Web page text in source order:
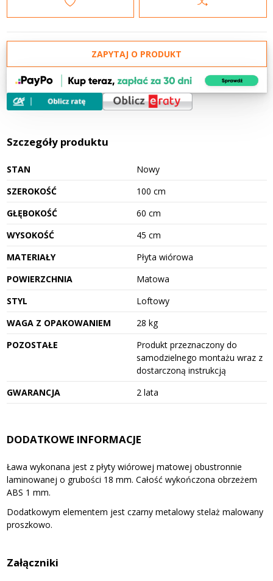
ZAPYTAJ O PRODUKT
Szczegóły produktu
STAN
Nowy
SZEROKOŚĆ
100 cm
GŁĘBOKOŚĆ
60 cm
WYSOKOŚĆ
45 cm
MATERIAŁY
Płyta wiórowa
POWIERZCHNIA
Matowa
STYL
Loftowy
WAGA Z OPAKOWANIEM
28 kg
POZOSTAŁE
Produkt przeznaczony do
samodzielnego montażu wraz z
dostarczoną instrukcją
GWARANCJA
2 lata
DODATKOWE INFORMACJE
Ława wykonana jest z płyty wiórowej matowej obustronnie
laminowanej o grubości 18 mm. Całość wykończona obrzeżem
ABS 1 mm.
Dodatkowym elementem jest czarny metalowy stelaż malowany
proszkowo.
Załączniki